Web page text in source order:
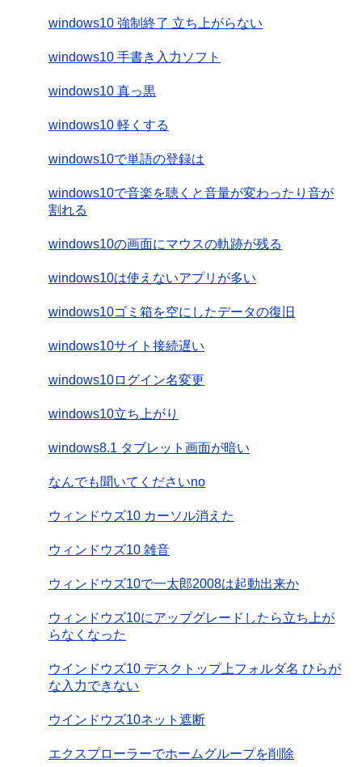
windows10 強制終了 立ち上がらない
windows10 手書き入力ソフト
windows10 真っ黒
windows10 軽くする
windows10で単語の登録は
windows10で音楽を聴くと音量が変わったり音が
割れる
windows10の画面にマウスの軌跡が残る
windows10は使えないアプリが多い
windows10ゴミ箱を空にしたデータの復旧
windows10サイト接続遅い
windows10ログイン名変更
windows10立ち上がり
windows8.1 タブレット画面が暗い
なんでも聞いてくださいno
ウィンドウズ10 カーソル消えた
ウィンドウズ10 雑音
ウィンドウズ10で一太郎2008は起動出来か
ウィンドウズ10にアップグレードしたら立ち上が
らなくなった
ウインドウズ10 デスクトップ上フォルダ名 ひらが
な入力できない
ウインドウズ10ネット遮断
エクスプローラーでホームグループを削除